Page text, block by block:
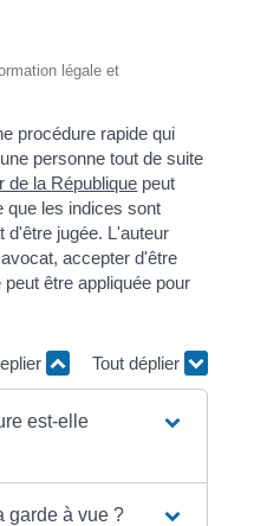
légale et
procédure rapide qui
personne tout de suite
de la République peut
que les indices sont
d'être jugée. L'auteur
accepter d'être
être appliquée pour
Tout déplier
est-elle
garde à vue ?